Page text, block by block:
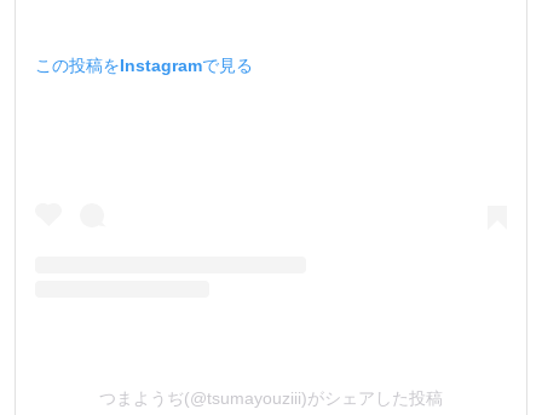
この投稿をInstagramで見る
つまようぢ(@tsumayouziii)がシェアした投稿